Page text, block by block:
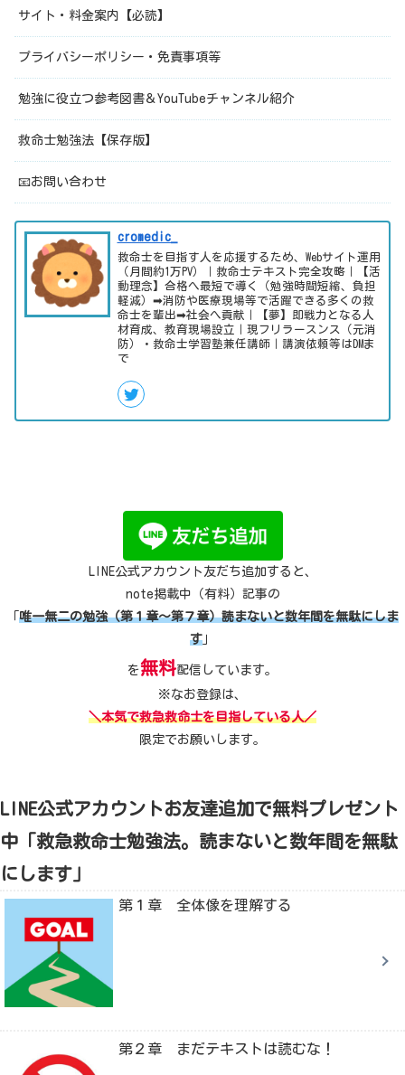
サイト・料金案内【必読】
プライバシーポリシー・免責事項等
勉強に役立つ参考図書＆YouTubeチャンネル紹介
救命士勉強法【保存版】
📧お問い合わせ
cromedic_
救命士を目指す人を応援するため、Webサイト運用
（月間約1万PV）｜救命士テキスト完全攻略｜【活
動理念】合格へ最短で導く（勉強時間短縮、負担
軽減）➡消防や医療現場等で活躍できる多くの救
命士を輩出➡社会へ貢献｜【夢】即戦力となる人
材育成、教育現場設立｜現フリラースンス（元消
防）・救命士学習塾兼任講師｜講演依頼等はDMま
で
LINE公式アカウント友だち追加すると、
note掲載中（有料）記事の
唯一無二の勉強（第１章～第７章）読まないと数年間を無駄にしま
す
を無料配信しています。
※なお登録は、
＼本気で救急救命士を目指している人／
限定でお願いします。
LINE公式アカウントお友達追加で無料プレゼント
中「救急救命士勉強法。読まないと数年間を無駄
にします」
第１章 全体像を理解する
第２章 まだテキストは読むな！